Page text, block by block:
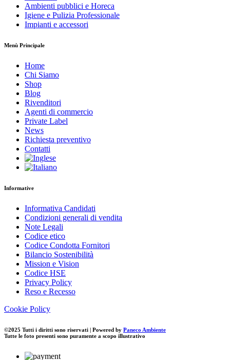
Ambienti pubblici e Horeca
Igiene e Pulizia Professionale
Impianti e accessori
Menù Principale
Home
Chi Siamo
Shop
Blog
Rivenditori
Agenti di commercio
Private Label
News
Richiesta preventivo
Contatti
Informative
Informativa Candidati
Condizioni generali di vendita
Note Legali
Codice etico
Codice Condotta Fornitori
Bilancio Sostenibilità
Mission e Vision
Codice HSE
Privacy Policy
Reso e Recesso
Cookie Policy
©2025 Tutti i diritti sono riservati | Powered by Paneco Ambiente
Tutte le foto presenti sono puramente a scopo illustrativo